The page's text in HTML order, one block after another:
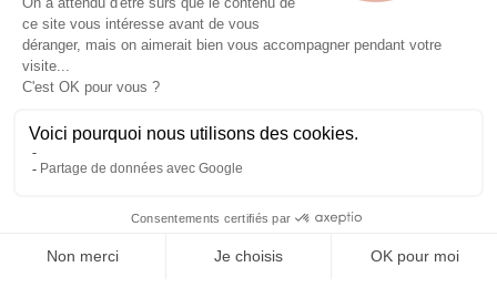
Notre société
Mentions légales
Conditions générales de vente